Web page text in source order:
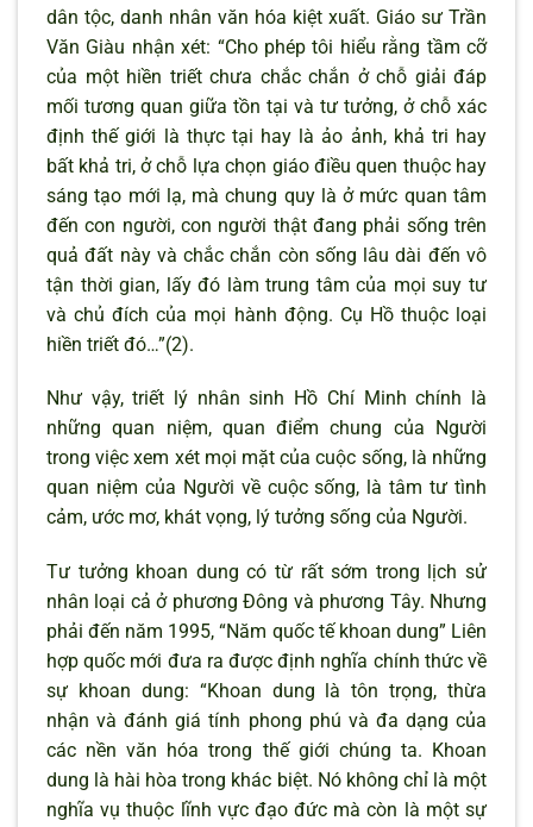
dân tộc, danh nhân văn hóa kiệt xuất. Giáo sư Trần
Văn Giàu nhận xét: “Cho phép tôi hiểu rằng tầm cỡ
của một hiền triết chưa chắc chắn ở chỗ giải đáp
mối tương quan giữa tồn tại và tư tưởng, ở chỗ xác
định thế giới là thực tại hay là ảo ảnh, khả tri hay
bất khả tri, ở chỗ lựa chọn giáo điều quen thuộc hay
sáng tạo mới lạ, mà chung quy là ở mức quan tâm
đến con người, con người thật đang phải sống trên
quả đất này và chắc chắn còn sống lâu dài đến vô
tận thời gian, lấy đó làm trung tâm của mọi suy tư
và chủ đích của mọi hành động. Cụ Hồ thuộc loại
hiền triết đó…”(2).
Như vậy, triết lý nhân sinh Hồ Chí Minh chính là
những quan niệm, quan điểm chung của Người
trong việc xem xét mọi mặt của cuộc sống, là những
quan niệm của Người về cuộc sống, là tâm tư tình
cảm, ước mơ, khát vọng, lý tưởng sống của Người.
Tư tưởng khoan dung có từ rất sớm trong lịch sử
nhân loại cả ở phương Đông và phương Tây. Nhưng
phải đến năm 1995, “Năm quốc tế khoan dung” Liên
hợp quốc mới đưa ra được định nghĩa chính thức về
sự khoan dung: “Khoan dung là tôn trọng, thừa
nhận và đánh giá tính phong phú và đa dạng của
các nền văn hóa trong thế giới chúng ta. Khoan
dung là hài hòa trong khác biệt. Nó không chỉ là một
nghĩa vụ thuộc lĩnh vực đạo đức mà còn là một sự